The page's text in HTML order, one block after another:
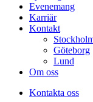
Evenemang
Karriär
Kontakt
Göteborg
Lund
Om oss
Kontakta oss